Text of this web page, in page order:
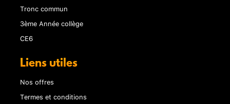
Tronc commun
3ème Année collège
CE6
Liens utiles
Nos offres
Termes et conditions